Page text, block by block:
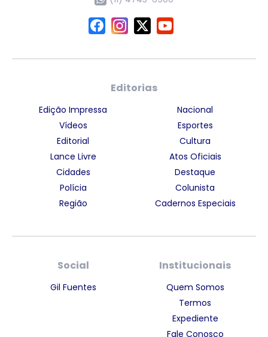
Editorias
Edição Impressa
Vídeos
Editorial
Lance Livre
Cidades
Polícia
Região
Nacional
Esportes
Cultura
Atos Oficiais
Destaque
Colunista
Cadernos Especiais
Social
Gil Fuentes
Institucionais
Quem Somos
Termos
Expediente
Fale Conosco